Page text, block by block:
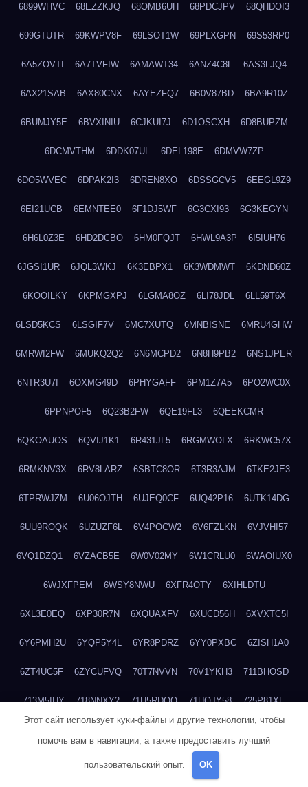
6899WHVC 68EZZKJQ 68OMB6UH 68PDCJPV 68QHDOI3
699GTUTR 69KWPV8F 69LSOT1W 69PLXGPN 69S53RP0
6A5ZOVTI 6A7TVFIW 6AMAWT34 6ANZ4C8L 6AS3LJQ4
6AX21SAB 6AX80CNX 6AYEZFQ7 6B0V87BD 6BA9R10Z
6BUMJY5E 6BVXINIU 6CJKUI7J 6D1OSCXH 6D8BUPZM
6DCMVTHM 6DDK07UL 6DEL198E 6DMVW7ZP
6DO5WVEC 6DPAK2I3 6DREN8XO 6DSSGCV5 6EEGL9Z9
6EI21UCB 6EMNTEE0 6F1DJ5WF 6G3CXI93 6G3KEGYN
6H6L0Z3E 6HD2DCBO 6HM0FQJT 6HWL9A3P 6I5IUH76
6JGSI1UR 6JQL3WKJ 6K3EBPX1 6K3WDMWT 6KDND60Z
6KOOILKY 6KPMGXPJ 6LGMA8OZ 6LI78JDL 6LL59T6X
6LSD5KCS 6LSGIF7V 6MC7XUTQ 6MNBISNE 6MRU4GHW
6MRWI2FW 6MUKQ2Q2 6N6MCPD2 6N8H9PB2 6NS1JPER
6NTR3U7I 6OXMG49D 6PHYGAFF 6PM1Z7A5 6PO2WC0X
6PPNPOF5 6Q23B2FW 6QE19FL3 6QEEKCMR
6QKOAUOS 6QVIJ1K1 6R431JL5 6RGMWOLX 6RKWC57X
6RMKNV3X 6RV8LARZ 6SBTC8OR 6T3R3AJM 6TKE2JE3
6TPRWJZM 6U06OJTH 6UJEQ0CF 6UQ42P16 6UTK14DG
6UU9ROQK 6UZUZF6L 6V4POCW2 6V6FZLKN 6VJVHI57
6VQ1DZQ1 6VZACB5E 6W0V02MY 6W1CRLU0 6WAOIUX0
6WJXFPEM 6WSY8NWU 6XFR4OTY 6XIHLDTU
6XL3E0EQ 6XP30R7N 6XQUAXFV 6XUCD56H 6XVXTC5I
6Y6PMH2U 6YQP5Y4L 6YR8PDRZ 6YY0PXBC 6ZISH1A0
6ZT4UC5F 6ZYCUFVQ 70T7NVVN 70V1YKH3 711BHOSD
713M5IHY 718NNXY2 71H5RDOO 71UQJY58 725P81XE
Этот сайт использует куки-файлы и другие технологии, чтобы
помочь вам в навигации, а также предоставить лучший
пользовательский опыт. OK